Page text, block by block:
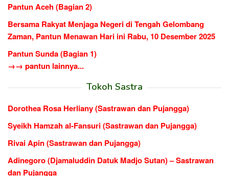
Pantun Aceh (Bagian 2)
Bersama Rakyat Menjaga Negeri di Tengah Gelombang
Zaman, Pantun Menawan Hari ini Rabu, 10 Desember 2025
Pantun Sunda (Bagian 1)
→→ pantun lainnya...
Tokoh Sastra
Dorothea Rosa Herliany (Sastrawan dan Pujangga)
Syeikh Hamzah al-Fansuri (Sastrawan dan Pujangga)
Rivai Apin (Sastrawan dan Pujangga)
Adinegoro (Djamaluddin Datuk Madjo Sutan) – Sastrawan
dan Pujangga